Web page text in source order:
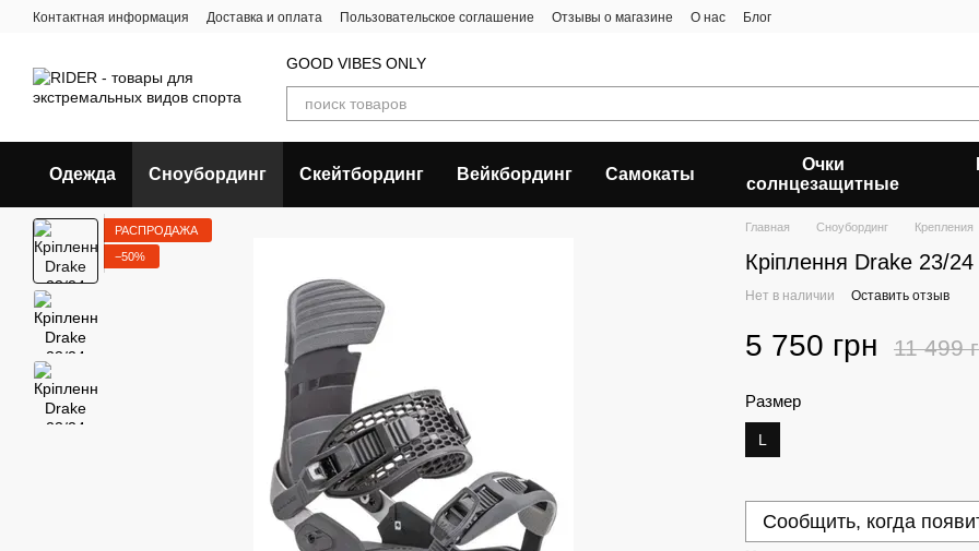
Перейти к основному контенту
Контактная информация Доставка и оплата Пользовательское соглашение Отзывы о магазине О нас Блог
GOOD VIBES ONLY
Одежда Сноубординг Скейтбординг Вейкбординг Самокаты
Очки
солнцезащитные
РАСПРОДАЖА
−50%
Главная Сноубординг Крепления
Кріплення Drake 23/
Нет в наличии Оставить отзыв
5 750 грн 11 499
Размер
L
Сообщить, когда